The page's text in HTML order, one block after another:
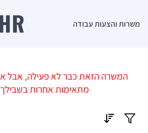
משרות והצעות עבודה
המשרה הזאת כבר לא פעילה, אבל
מתאימות אחרות בשבילך